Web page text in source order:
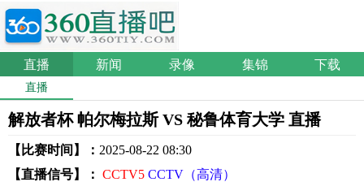
直播 新闻 录像 集锦 下载
直播
解放者杯 帕尔梅拉斯 VS 秘鲁体育大学 直播
【比赛时间】： 2025-08-22 08:30
【直播信号】： CCTV5 CCTV（高清）